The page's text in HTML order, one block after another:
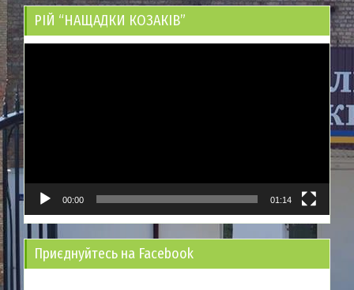
РІЙ “НАЩАДКИ КОЗАКІВ”
00:00 01:14
Приєднуйтесь на Facebook